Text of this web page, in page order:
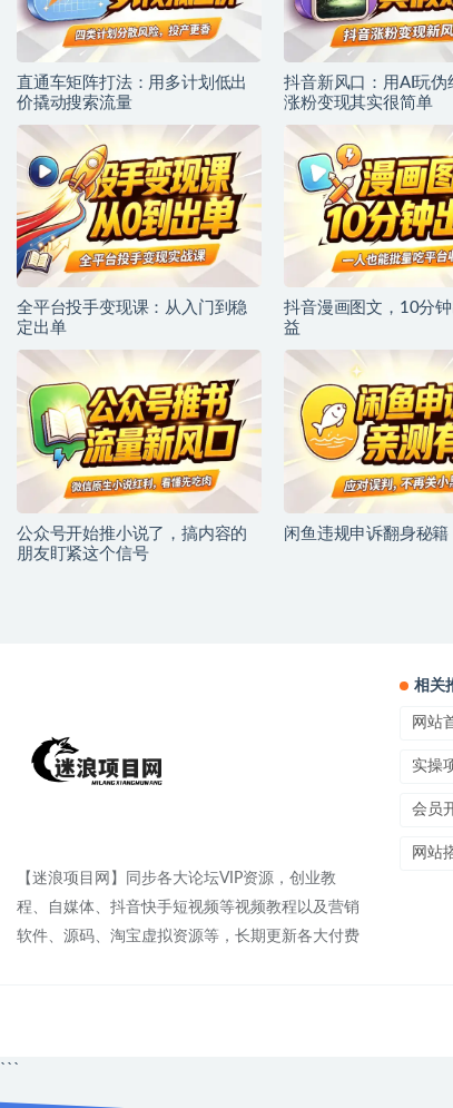
直通车矩阵打法：用多计划低出
价撬动搜索流量
抖音新风口：用AI玩伪
涨粉变现其实很简单
全平台投手变现课：从入门到稳
定出单
抖音漫画图文，10分
益
公众号开始推小说了，搞内容的
朋友盯紧这个信号
闲鱼违规申诉翻身秘籍
【迷浪项目网】同步各大论坛VIP资源，创业教
程、自媒体、抖音快手短视频等视频教程以及营销
软件、源码、淘宝虚拟资源等，长期更新各大付费
相关
网站
实操
会员
网站
```